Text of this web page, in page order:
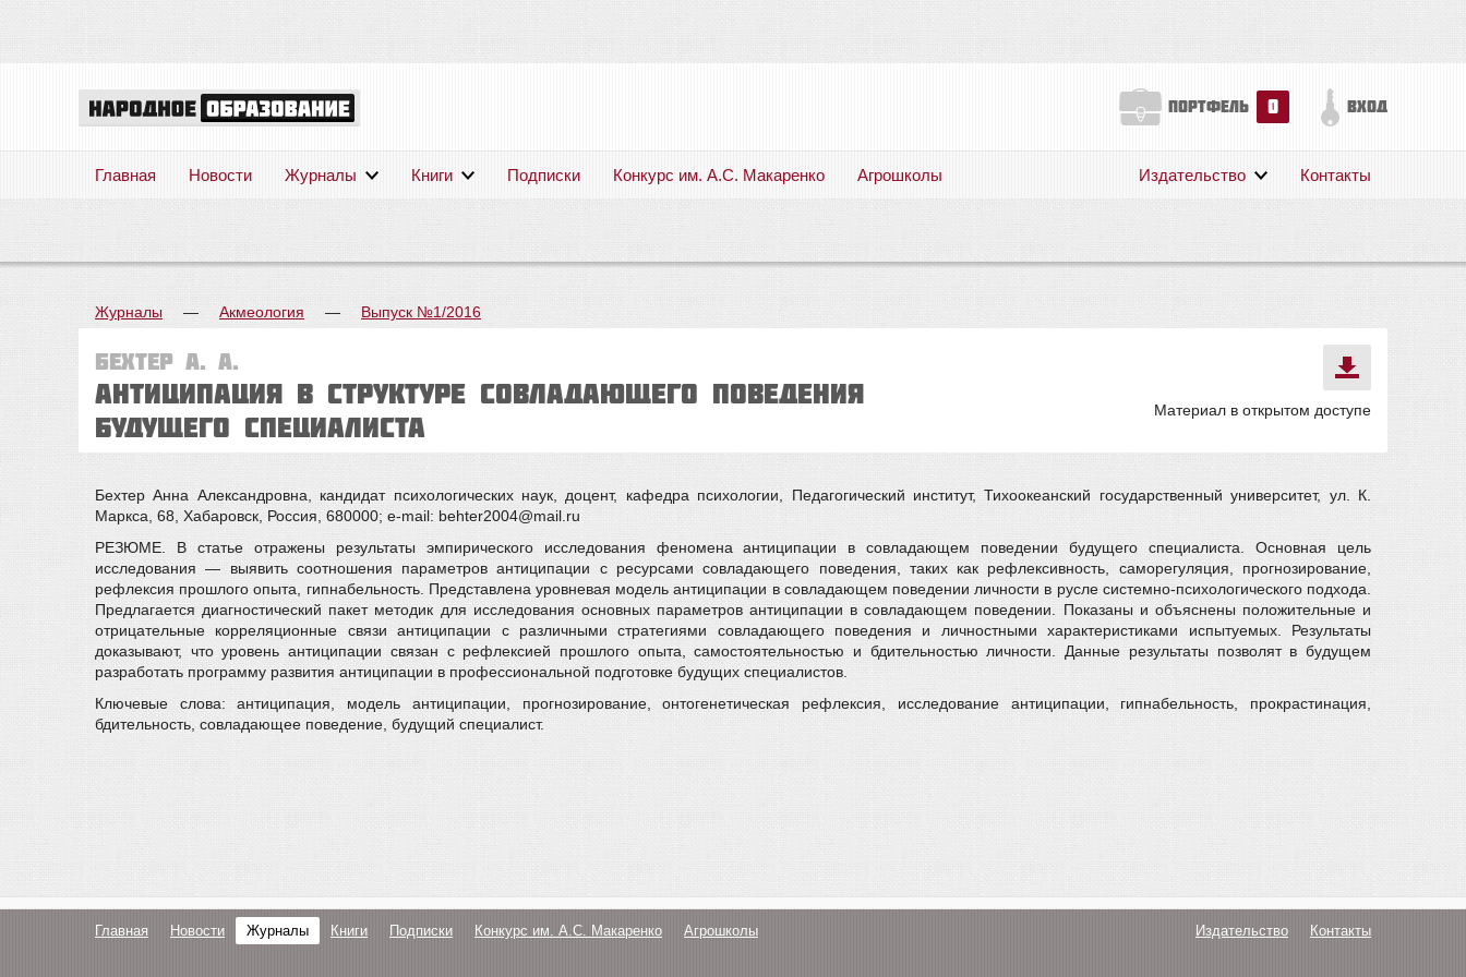
портфель 0 вход
Главная Новости Журналы Книги Подписки Конкурс им. А.С. Макаренко Агрошколы Издательство Контакты
Журналы — Акмеология — Выпуск №1/2016
Бехтер А. А.
АНТИЦИПАЦИЯ В СТРУКТУРЕ СОВЛАДАЮЩЕГО ПОВЕДЕНИЯ
БУДУЩЕГО СПЕЦИАЛИСТА
Материал в открытом доступе
Бехтер Анна Александровна, кандидат психологических наук, доцент, кафедра психологии, Педагогический институт, Тихоокеанский государственный университет, ул. К.
Маркса, 68, Хабаровск, Россия, 680000; e-mail: behter2004@mail.ru
РЕЗЮМЕ. В статье отражены результаты эмпирического исследования феномена антиципации в совладающем поведении будущего специалиста. Основная цель
исследования — выявить соотношения параметров антиципации с ресурсами совладающего поведения, таких как рефлексивность, саморегуляция, прогнозирование,
рефлексия прошлого опыта, гипнабельность. Представлена уровневая модель антиципации в совладающем поведении личности в русле системно-психологического подхода.
Предлагается диагностический пакет методик для исследования основных параметров антиципации в совладающем поведении. Показаны и объяснены положительные и
отрицательные корреляционные связи антиципации с различными стратегиями совладающего поведения и личностными характеристиками испытуемых. Результаты
доказывают, что уровень антиципации связан с рефлексией прошлого опыта, самостоятельностью и бдительностью личности. Данные результаты позволят в будущем
разработать программу развития антиципации в профессиональной подготовке будущих специалистов.
Ключевые слова: антиципация, модель антиципации, прогнозирование, онтогенетическая рефлексия, исследование антиципации, гипнабельность, прокрастинация,
бдительность, совладающее поведение, будущий специалист.
Главная Новости Журналы Книги Подписки Конкурс им. А.С. Макаренко Агрошколы Издательство Контакты